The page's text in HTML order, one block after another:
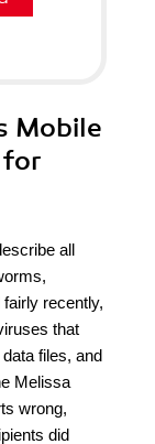
Mobile
for
all
recently,
that
files, and
Melissa
wrong,
did